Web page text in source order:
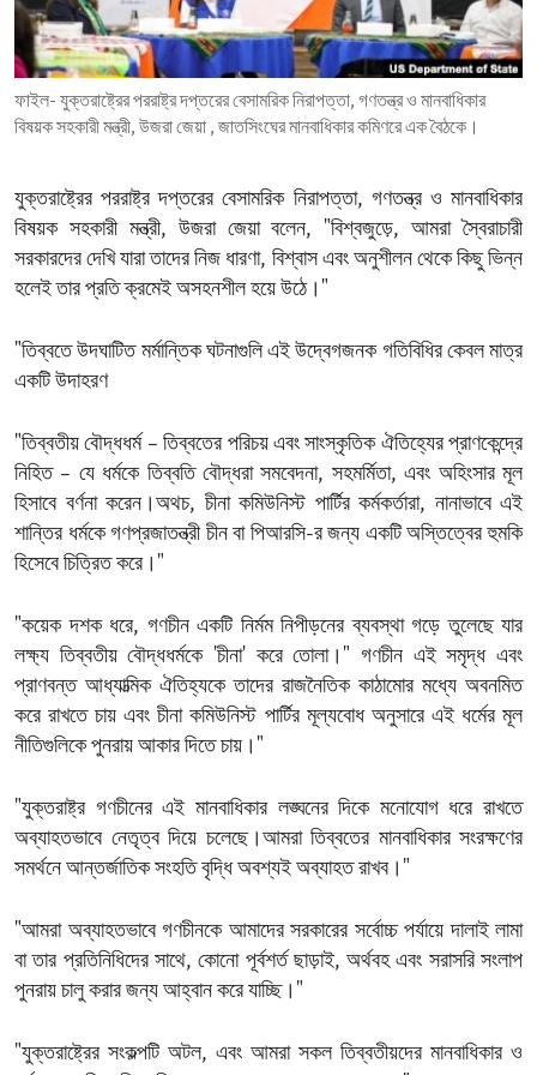
ENVIRONMENT AND HEALTH
IDEALS AND INSTITUTIONS
ফাইল- যুক্তরাষ্ট্রের পররাষ্ট্র দপ্তরের বেসামরিক নিরাপত্তা, গণতন্ত্র ও মানবাধিকার
বিষয়ক সহকারী মন্ত্রী, উজরা জেয়া , জাতসিংঘের মানবাধিকার কমিণরে এক বৈঠকে।
যুক্তরাষ্ট্রের পররাষ্ট্র দপ্তরের বেসামরিক নিরাপত্তা, গণতন্ত্র ও মানবাধিকার
বিষয়ক সহকারী মন্ত্রী, উজরা জেয়া বলেন, "বিশ্বজুড়ে, আমরা স্বৈরাচারী
সরকারদের দেখি যারা তাদের নিজ ধারণা, বিশ্বাস এবং অনুশীলন থেকে কিছু ভিন্ন
হলেই তার প্রতি ক্রমেই অসহনশীল হয়ে উঠে।"
"তিব্বতে উদঘাটিত মর্মান্তিক ঘটনাগুলি এই উদ্বেগজনক গতিবিধির কেবল মাত্র
একটি উদাহরণ
"তিব্বতীয় বৌদ্ধধর্ম – তিব্বতের পরিচয় এবং সাংস্কৃতিক ঐতিহ্যের প্রাণকেন্দ্রে
নিহিত – যে ধর্মকে তিব্বতি বৌদ্ধরা সমবেদনা, সহমর্মিতা, এবং অহিংসার মূল
হিসাবে বর্ণনা করেন।অথচ, চীনা কমিউনিস্ট পার্টির কর্মকর্তারা, নানাভাবে এই
শান্তির ধর্মকে গণপ্রজাতন্ত্রী চীন বা পিআরসি-র জন্য একটি অস্তিত্বের হুমকি
হিসেবে চিত্রিত করে।"
"কয়েক দশক ধরে, গণচীন একটি নির্মম নিপীড়নের ব্যবস্থা গড়ে তুলেছে যার
লক্ষ্য তিব্বতীয় বৌদ্ধধর্মকে 'চীনা' করে তোলা।" গণচীন এই সমৃদ্ধ এবং
প্রাণবন্ত আধ্যাত্মিক ঐতিহ্যকে তাদের রাজনৈতিক কাঠামোর মধ্যে অবনমিত
করে রাখতে চায় এবং চীনা কমিউনিস্ট পার্টির মূল্যবোধ অনুসারে এই ধর্মের মূল
নীতিগুলিকে পুনরায় আকার দিতে চায়।"
"যুক্তরাষ্ট্র গণচীনের এই মানবাধিকার লঙ্ঘনের দিকে মনোযোগ ধরে রাখতে
অব্যাহতভাবে নেতৃত্ব দিয়ে চলেছে।আমরা তিব্বতের মানবাধিকার সংরক্ষণের
সমর্থনে আন্তর্জাতিক সংহতি বৃদ্ধি অবশ্যই অব্যাহত রাখব।"
"আমরা অব্যাহতভাবে গণচীনকে আমাদের সরকারের সর্বোচ্চ পর্যায়ে দালাই লামা
বা তার প্রতিনিধিদের সাথে, কোনো পূর্বশর্ত ছাড়াই, অর্থবহ এবং সরাসরি সংলাপ
পুনরায় চালু করার জন্য আহ্বান করে যাচ্ছি।"
"যুক্তরাষ্ট্রের সংকল্পটি অটল, এবং আমরা সকল তিব্বতীয়দের মানবাধিকার ও